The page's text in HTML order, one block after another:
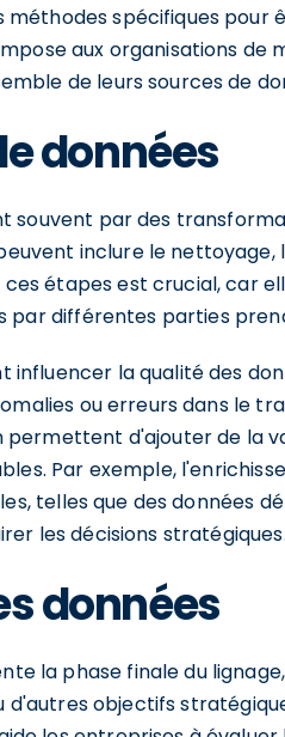
méthodes spécifiques pour
aux organisations
de leurs sources de
données
souvent par des
inclure le
étapes est crucial, car
par différentes parties
influencer la qualité des
ou erreurs dans le
d'ajouter de la
Par exemple,
telles que des données
les décisions stratégiques.
données
la phase finale du
d'autres objectifs